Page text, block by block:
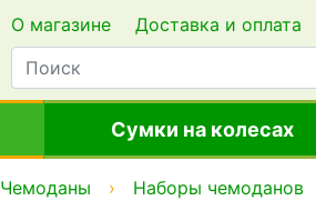
О магазине Доставка и оплата
Сумки на колесах
Чемоданы Наборы чемоданов